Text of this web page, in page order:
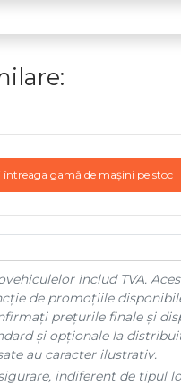
întreaga gamă de mașini pe stoc
includ TVA.
de promoțiile
prețurile finale și
și opționale la
au caracter ilustrativ.
indiferent de tipul